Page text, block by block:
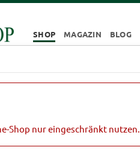
SHOP MAGAZIN BLOG
Shop nur eingeschränkt nutzen.